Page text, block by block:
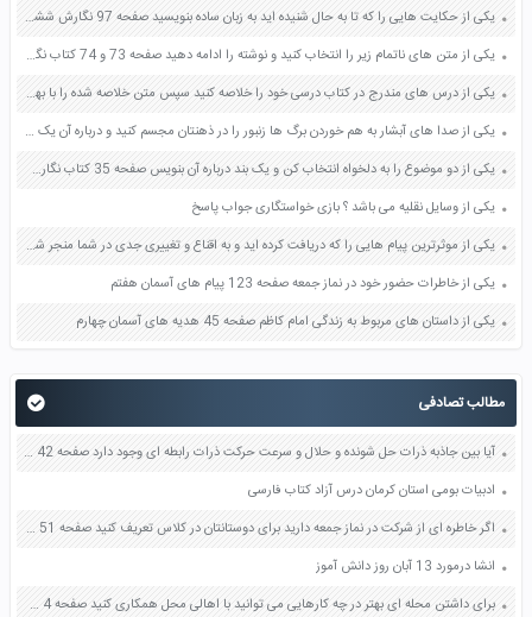
یکی از حکایت هایی را که تا به حال شنیده اید به زبان ساده بنویسید صفحه 97 نگارش ششم دبستان
یکی از متن های ناتمام زیر را انتخاب کنید و نوشته را ادامه دهید صفحه 73 و 74 کتاب نگارش فارسی پنجم دبستان
یکی از درس های مندرج در کتاب درسی خود را خلاصه کنید سپس متن خلاصه شده را با بهره گیری از روش های دسته بندی نمودار جدول نقشه مفهومی نشان دهید صفحه 118 نگارش یازدهم
یکی از صدا های آبشار به هم خوردن برگ ها زنبور را در ذهنتان مجسم کنید و درباره آن یک بند بنویسید صفحه 11 نگارش پنجم
یکی از دو موضوع را به دلخواه انتخاب کن و یک بند درباره آن بنویس صفحه 35 کتاب نگارش فارسی سوم
یکی از وسایل نقلیه می باشد ؟ بازی خواستگاری جواب پاسخ
یکی از موثرترین پیام هایی را که دریافت کرده اید و به اقناع و تغییری جدی در شما منجر شده است برسی کنید و علت این تاثیر گذاری قابل توجه را بنویسید صفحه 52 تفکر و سواد رسانه ای دهم
یکی از خاطرات حضور خود در نماز جمعه صفحه 123 پیام های آسمان هفتم
یکی از داستان های مربوط به زندگی امام کاظم صفحه 45 هدیه های آسمان چهارم
مطالب تصادفی
آیا بین جاذبه ذرات حل شونده و حلال و سرعت حرکت ذرات رابطه ای وجود دارد صفحه 42 آزمایشگاه علوم تجربی دهم
ادبیات بومی استان کرمان درس آزاد کتاب فارسی
اگر خاطره ای از شرکت در نماز جمعه دارید برای دوستانتان در کلاس تعریف کنید صفحه 51 هدیه های آسمان پنجم
انشا درمورد 13 آبان روز دانش آموز
برای داشتن محله ای بهتر در چه کارهایی می توانید با اهالی محل همکاری کنید صفحه 4 مطالعات اجتماعی چهارم